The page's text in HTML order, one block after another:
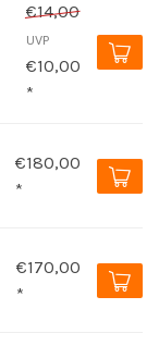
€14,00
UVP
€10,00
*
€180,00
*
€170,00
*